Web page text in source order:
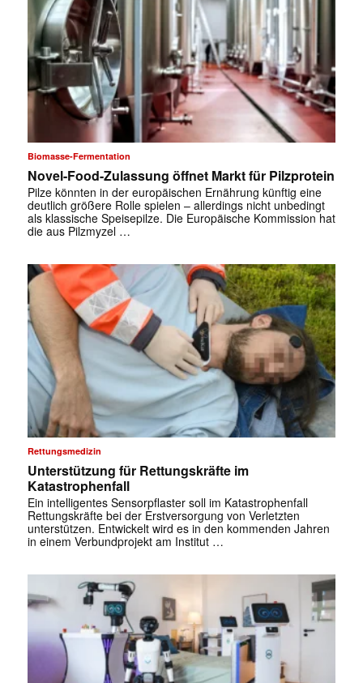
Biomasse-Fermentation
Novel-Food-Zulassung öffnet Markt für Pilzprotein
Pilze könnten in der europäischen Ernährung künftig eine
deutlich größere Rolle spielen – allerdings nicht unbedingt
als klassische Speisepilze. Die Europäische Kommission hat
die aus Pilzmyzel …
Rettungsmedizin
Unterstützung für Rettungskräfte im
Katastrophenfall
Ein intelligentes Sensorpflaster soll im Katastrophenfall
Rettungskräfte bei der Erstversorgung von Verletzten
unterstützen. Entwickelt wird es in den kommenden Jahren
in einem Verbundprojekt am Institut …